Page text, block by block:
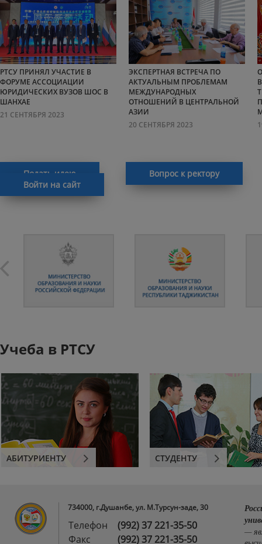
РТСУ ПРИНЯЛ УЧАСТИЕ В
ФОРУМЕ АССОЦИАЦИИ
ЮРИДИЧЕСКИХ ВУЗОВ ШОС В
ШАНХАЕ
21 СЕНТЯБРЯ 2023
ЭКСПЕРТНАЯ ВСТРЕЧА ПО
АКТУАЛЬНЫМ ПРОБЛЕМАМ
МЕЖДУНАРОДНЫХ
ОТНОШЕНИЙ В ЦЕНТРАЛЬНОЙ
АЗИИ
20 СЕНТЯБРЯ 2023
Подать идею
Вопрос к ректору
Войти на сайт
Учеба в РТСУ
АБИТУРИЕНТУ СТУДЕНТУ
734000, г.Душанбе, ул. М.Турсун-заде, 30
Телефон
(992) 37 221-35-50
Факс
(992) 37 221-35-50
—